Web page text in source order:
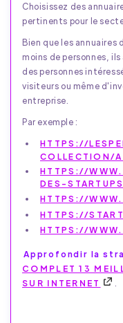
Choisissez des
pertinents pour le
Bien que les annuaires
moins de personnes,
des personnes
visiteurs ou même
entreprise.
Par exemple :
HTTPS://
COLLECTION/
HTTPS://
DES-
HTTPS://
HTTPS://
HTTPS://
Approfondir la
COMPLET 13
SUR INTERNET